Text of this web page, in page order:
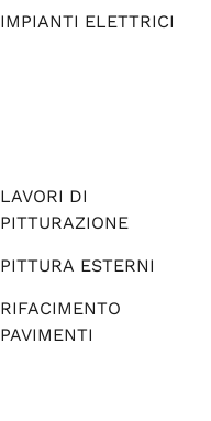
IMPIANTI ELETTRICI
LAVORI DI
PITTURAZIONE
PITTURA ESTERNI
RIFACIMENTO
PAVIMENTI